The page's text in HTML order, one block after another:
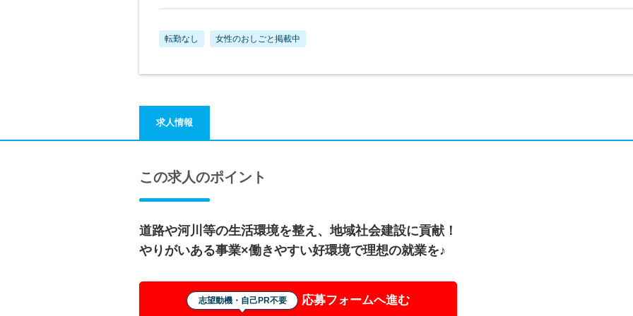
転勤なし 女性のおしごと掲載中
求人情報
この求人のポイント
道路や河川等の生活環境を整え、地域社会建設に貢献！
やりがいある事業×働きやすい好環境で理想の就業を♪
志望動機・自己PR不要 応募フォームへ進む